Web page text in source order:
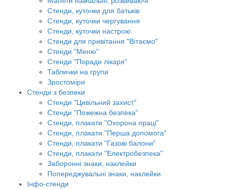
Стенди, куточки для батьків
Стенди, куточки чергування
Стенди, куточки настрою
Стенди для привітання "Вітаємо"
Стенди "Меню"
Стенди "Поради лікаря"
Таблички на групи
Зростоміри
Стенди з безпеки
Стенди "Цивільний захист"
Стенди "Пожежна безпека"
Стенди, плакати "Охорона праці"
Стенди, плакати "Перша допомога"
Стенди, плакати "Газові балони"
Стенди, плакати "Електробезпека"
Заборонні знаки, наклейки
Попереджувальні знаки, наклейки
Інфо-стенди